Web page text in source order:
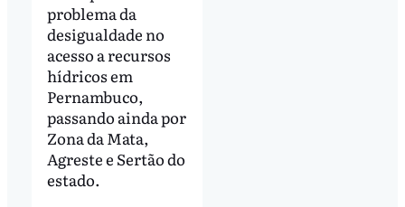
problema da
desigualdade no
acesso a recursos
hídricos em
Pernambuco,
passando ainda por
Zona da Mata,
Agreste e Sertão do
estado.